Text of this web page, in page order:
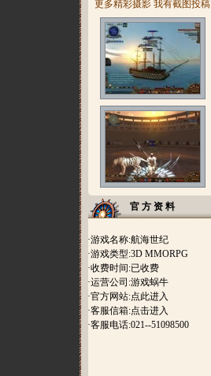
更多精彩摄影 我有截图投稿
官 方 资 料
·游戏名称:航海世纪
·游戏类型:3D MMORPG
·收费时间:已收费
·运营公司:游戏蜗牛
·官方网站:点此进入
·客服信箱:点击进入
·客服电话:021--51098500